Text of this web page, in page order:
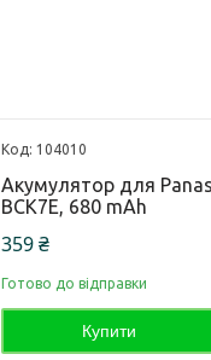
104010
Акумулятор для
BCK7E, 680 mAh
359 ₴
Готово до відправки
Купити